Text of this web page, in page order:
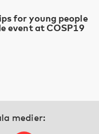
for young people
event at COSP19
medier: